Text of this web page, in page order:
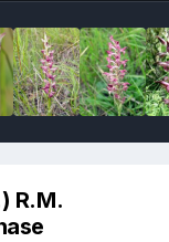
R.M.